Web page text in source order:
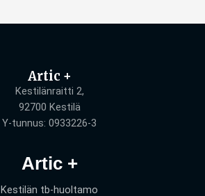
Artic +
Kestilänraitti 2,
92700 Kestilä
Y-tunnus: 0933226-3
Artic +
Kestilän tb-huoltamo